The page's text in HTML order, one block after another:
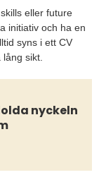
eller future
initiativ och ha en
syns i ett CV
lång sikt.
nyckeln